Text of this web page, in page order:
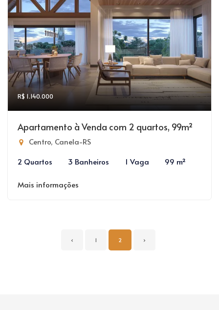
R$ 1.140.000
Apartamento à Venda com 2 quartos, 99m²
Centro, Canela-RS
2 Quartos
3 Banheiros 1 Vaga 99 m²
Mais informações
‹ 1 2 ›